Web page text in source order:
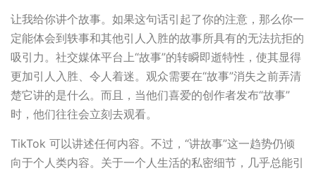
让我给你讲个故事。如果这句话引起了你的注意，那么你一
定能体会到轶事和其他引人入胜的故事所具有的无法抗拒的
吸引力。社交媒体平台上“故事”的转瞬即逝特性，使其显得
更加引人入胜、令人着迷。观众需要在“故事”消失之前弄清
楚它讲的是什么。而且，当他们喜爱的创作者发布“故事”
时，他们往往会立刻去观看。
TikTok 可以讲述任何内容。不过，“讲故事”这一趋势仍倾
向于个人类内容。关于一个人生活的私密细节，几乎总能引